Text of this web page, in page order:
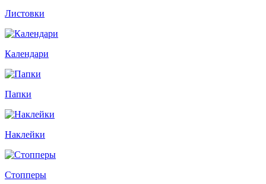
Листовки
Календари
Папки
Наклейки
Стопперы